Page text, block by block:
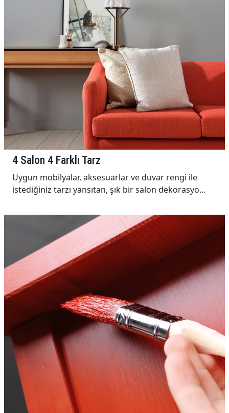
4 Salon 4 Farklı Tarz
Uygun mobilyalar, aksesuarlar ve duvar rengi ile
istediğiniz tarzı yansıtan, şık bir salon dekorasyo...